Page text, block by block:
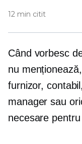
12 min citit
Când vorbesc
nu
furnizor,
manager sau
necesare